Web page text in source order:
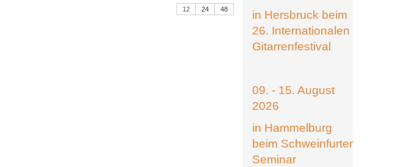
12 24 48
in Hersbruck beim
26. Internationalen
Gitarrenfestival
09. - 15. August
2026
in Hammelburg
beim Schweinfurter
Seminar